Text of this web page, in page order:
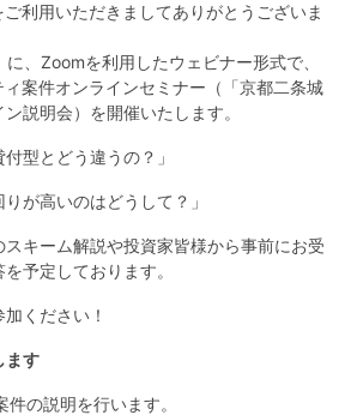
利用いただきましてありがとうございま
、Zoomを利用したウェビナー形式で、
案件オンラインセミナー（「京都二条城
説明会）を開催いたします。
付型とどう違うの？」
りが高いのはどうして？」
キーム解説や投資家皆様から事前にお受
予定しております。
ください！
ます
の説明を行います。